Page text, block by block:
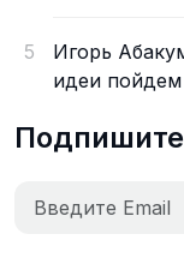
5
Игорь
идеи